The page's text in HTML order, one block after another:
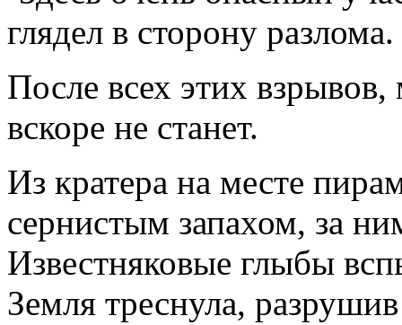
глядел в сторону разлома.
После всех этих
вскоре не станет.
Из кратера на месте
сернистым запахом, за
Известняковые глыбы
Земля треснула,